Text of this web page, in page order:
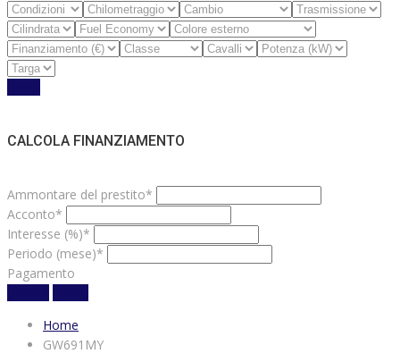
CALCOLA FINANZIAMENTO
Ammontare del prestito*
Acconto*
Interesse (%)*
Periodo (mese)*
Pagamento
Home
GW691MY